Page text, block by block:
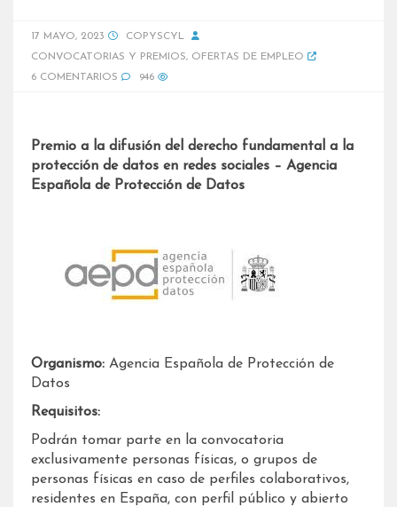
17 MAYO, 2023
COPYSCYL
CONVOCATORIAS Y PREMIOS, OFERTAS DE EMPLEO
6 COMENTARIOS
946
Premio a la difusión del derecho fundamental a la
protección de datos en redes sociales – Agencia
Española de Protección de Datos
Organismo: Agencia Española de Protección de
Datos
Requisitos:
Podrán tomar parte en la convocatoria
exclusivamente personas físicas, o grupos de
personas físicas en caso de perfiles colaborativos,
residentes en España, con perfil público y abierto